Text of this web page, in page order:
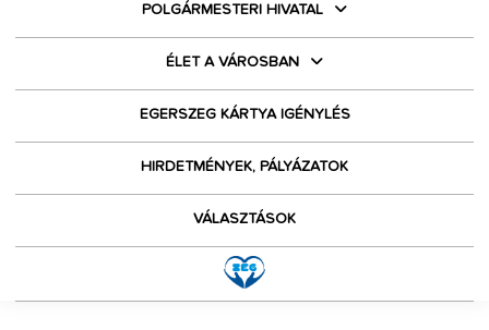
POLGÁRMESTERI HIVATAL
ÉLET A VÁROSBAN
EGERSZEG KÁRTYA IGÉNYLÉS
HIRDETMÉNYEK, PÁLYÁZATOK
VÁLASZTÁSOK